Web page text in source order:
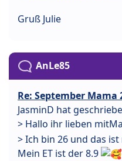
Gruß Julie
AnLe85
Re: September Mama
JasminD hat
> Hallo ihr lieben
> Ich bin 26 und das
Mein ET ist der 8.9